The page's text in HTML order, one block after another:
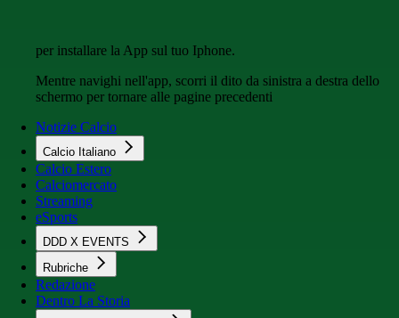
per installare la App sul tuo Iphone.
Mentre navighi nell'app, scorri il dito da sinistra a destra dello
schermo per tornare alle pagine precedenti
Notizie Calcio
Calcio Italiano
Calcio Estero
Calciomercato
Streaming
eSports
DDD X EVENTS
Rubriche
Redazione
Dentro La Storia